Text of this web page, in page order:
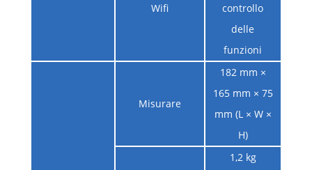
Wifi
controllo
delle
funzioni
Misurare
182 mm ×
165 mm × 75
mm (L × W ×
H)
1,2 kg